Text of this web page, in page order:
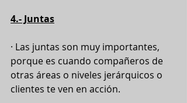
4.- Juntas
· Las juntas son muy importantes,
porque es cuando compañeros de
otras áreas o niveles jerárquicos o
clientes te ven en acción.